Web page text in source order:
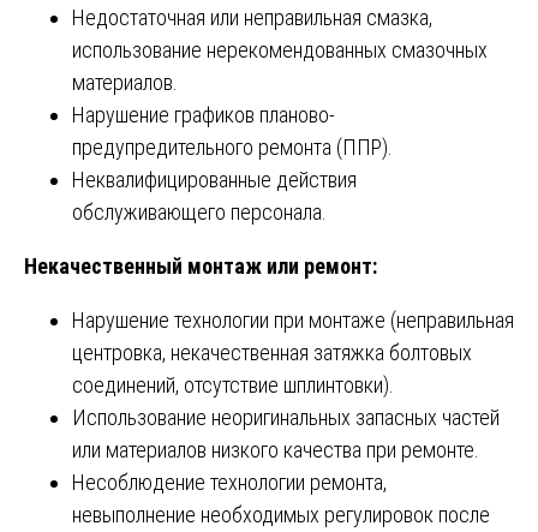
Недостаточная или неправильная смазка,
использование нерекомендованных смазочных
материалов.
Нарушение графиков планово-
предупредительного ремонта (ППР).
Неквалифицированные действия
обслуживающего персонала.
Некачественный монтаж или ремонт:
Нарушение технологии при монтаже (неправильная
центровка, некачественная затяжка болтовых
соединений, отсутствие шплинтовки).
Использование неоригинальных запасных частей
или материалов низкого качества при ремонте.
Несоблюдение технологии ремонта,
невыполнение необходимых регулировок после